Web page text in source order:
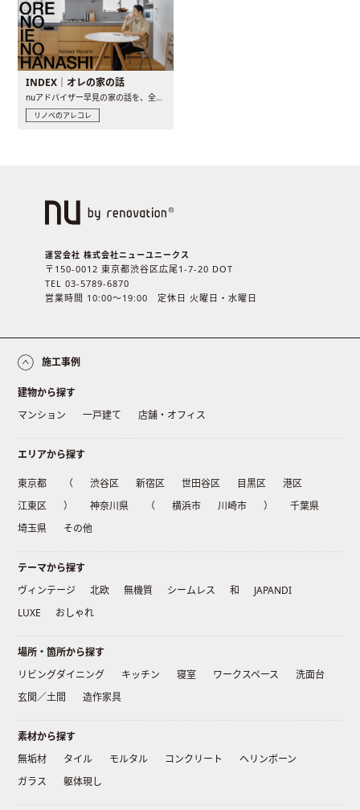
INDEX｜オレの家の話
リノベのアレコレ
運営会社 株式会社ニューユニークス
〒150-0012 東京都渋谷区広尾1-7-20 DOT
TEL 03-5789-6870
営業時間 10:00〜19:00 定休日 火曜日・水曜日
施工事例
建物から探す
マンション
一戸建て 店舗・オフィス
エリアから探す
東京都 （ 渋谷区 新宿区 世田谷区 目黒区
港区
江東区
） 神奈川県 （ 横浜市 川崎市 ）
千葉県
埼玉県
その他
テーマから探す
ヴィンテージ
北欧 無機質 シームレス 和
JAPANDI
LUXE
おしゃれ
場所・箇所から探す
リビングダイニング
キッチン 寝室 ワークスペース
洗面台
玄関／土間
造作家具
素材から探す
無垢材
タイル モルタル コンクリート
ヘリンボーン
ガラス
躯体現し